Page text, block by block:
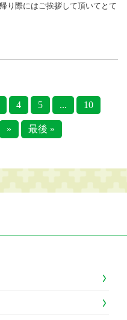
り際にはご挨拶して頂いてとて
4 5 ... 10
» 最後 »